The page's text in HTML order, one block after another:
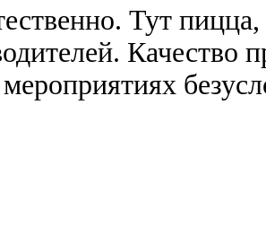
Тут
Качество
мероприятиях